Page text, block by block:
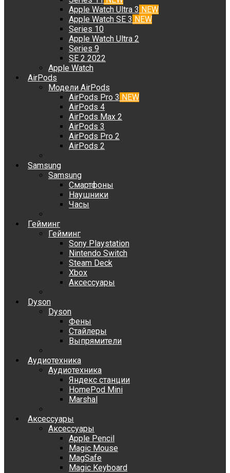
Apple Watch Ultra 3 NEW
Apple Watch SE 3 NEW
Series 10
Apple Watch Ultra 2
Series 9
SE 2 2022
Apple Watch
AirPods
Модели AirPods
AirPods Pro 3 NEW
AirPods 4
AirPods Max 2
AirPods 3
AirPods Pro 2
AirPods 2
Samsung
Samsung
Смартфоны
Наушники
Часы
Гейминг
Гейминг
Sony Playstation
Nintendo Switch
Steam Deck
Xbox
Аксессуары
Dyson
Dyson
Фены
Стайлеры
Выпрямители
Аудиотехника
Аудиотехника
Яндекс станции
HomePod Mini
Marshal
Аксессуары
Аксессуары
Apple Pencil
Magic Mouse
MagSafe
Magic Keyboard